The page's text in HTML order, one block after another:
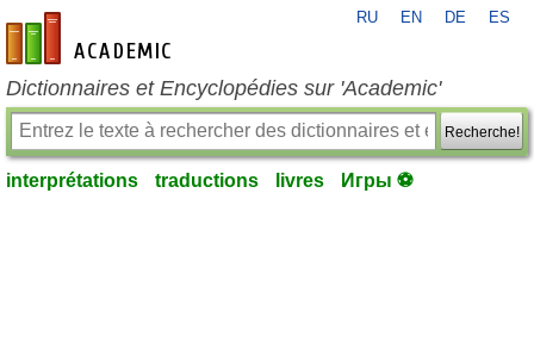
fr-academic.com
RU EN DE ES
Dictionnaires et Encyclopédies sur 'Academic'
Recherche!
interprétations traductions livres Игры ⚽